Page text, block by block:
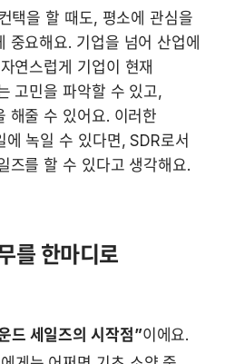
택을 할 때도, 평소에 관심을
중요해요. 기업을 넘어 산업에
연스럽게 기업이 현재
고민을 파악할 수 있고,
해줄 수 있어요. 이러한
녹일 수 있다면, SDR로서
즈를 할 수 있다고 생각해요.
를 한마디로
드 세일즈의 시작점”이에요.